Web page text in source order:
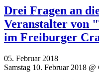
Drei Fragen an
Veranstalter von
im Freiburger
05. Februar 2018
Samstag 10. Februar 2018